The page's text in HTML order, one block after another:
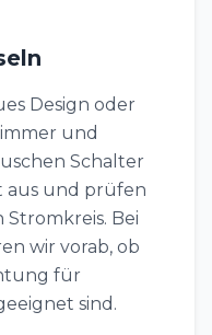
Design oder
und
Schalter
aus und prüfen
Bei
wir vorab, ob
für
sind.